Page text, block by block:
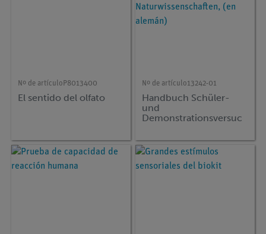
Nº de artículo P8013400
El sentido del olfato
Nº de artículo13242-01
Handbuch Schüler-
und
Demonstrationsversuc
beginner
Naturwissenschaften,